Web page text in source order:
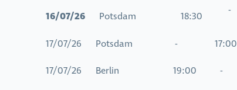
16/07/26 Potsdam 18:30
-
17/07/26 Potsdam - 17:00
17/07/26 Berlin 19:00 -